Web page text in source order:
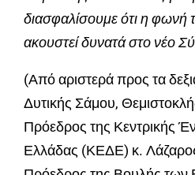
διασφαλίσουμε ότι η
ακουστεί δυνατά στο νέο
(Από αριστερά προς τα
Δυτικής Σάμου,
Πρόεδρος της Κεντρικής
Ελλάδας (ΚΕΔΕ) κ.